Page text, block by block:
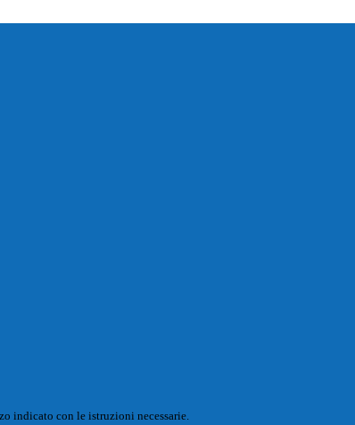
indicato con le istruzioni necessarie.